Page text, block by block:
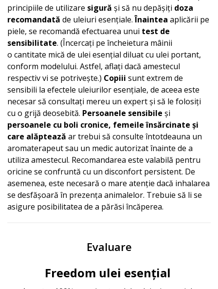
principiile de utilizare sigură și să nu depășiți doza
recomandată de uleiuri esențiale.Înaintea aplicării pe
piele, se recomandă efectuarea unui test de
sensibilitate. (Încercați pe încheietura mâinii
o cantitate mică de ulei esențial diluat cu ulei portant,
conform modelului. Astfel, aflați dacă amestecul
respectiv vi se potrivește.) Copiii sunt extrem de
sensibili la efectele uleiurilor esențiale, de aceea este
necesar să consultați mereu un expert și să le folosiți
cu o grijă deosebită. Persoanele sensibile și
persoanele cu boli cronice, femeile însărcinate și
care alăptează ar trebui să consulte întotdeauna un
aromaterapeut sau un medic autorizat înainte de a
utiliza amestecul. Recomandarea este valabilă pentru
oricine se confruntă cu un disconfort persistent. De
asemenea, este necesară o mare atenție dacă inhalarea
se desfășoară în prezența animalelor. Trebuie să li se
asigure posibilitatea de a părăsi încăperea.
Evaluare
Freedom ulei esențial